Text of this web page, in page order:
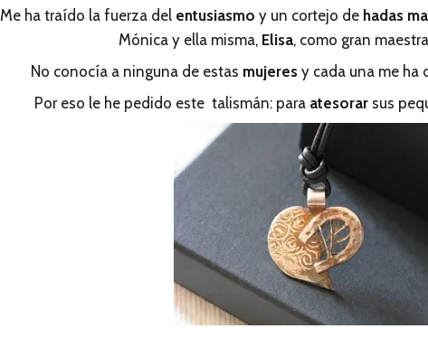
Me ha traído la fuerza del entusiasmo y un cortejo de hadas
Mónica y ella misma, Elisa, como gran maestra
No conocía a ninguna de estas mujeresy cada una me ha
Por eso le he pedido este talismán: para atesorarsus